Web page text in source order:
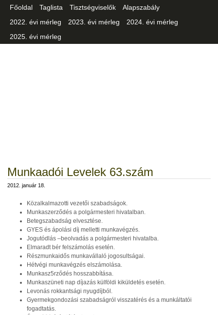
Főoldal Taglista Tisztségviselők
Alapszabály
2022. évi mérleg
2023. évi mérleg
2024. évi mérleg
2025. évi mérleg
Munkaadói Levelek 63.szám
2012. január 18.
Közalkalmazotti vezetői szabadságok.
Munkaszerződés a polgármesteri hivatalban.
Betegszabadság elvesztése.
GYES és ápolási díj melletti munkavégzés.
Jogutódlás –beolvadás a polgármesteri hivatalba.
Elmaradt bér felszámolás esetén.
Részmunkaidős munkavállaló jogosultságai.
Hétvégi munkavégzés elszámolása.
Munkasz5rződés hosszabbítása.
Munkaszüneti nap díjazás külföldi kiküldetés esetén.
Levonás rokkantsági nyugdíjból.
Gyermekgondozási szabadságról visszatérés és a munkáltatói
fogadtatás.